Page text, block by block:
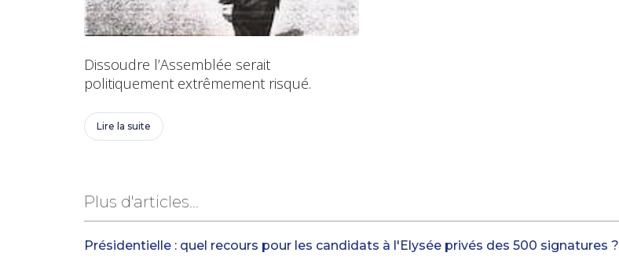
Dissoudre l’Assemblée serait
politiquement extrêmement risqué.
Lire la suite
Plus d'articles...
Présidentielle : quel recours pour les candidats à l'Elysée privés des 500 signatures ?